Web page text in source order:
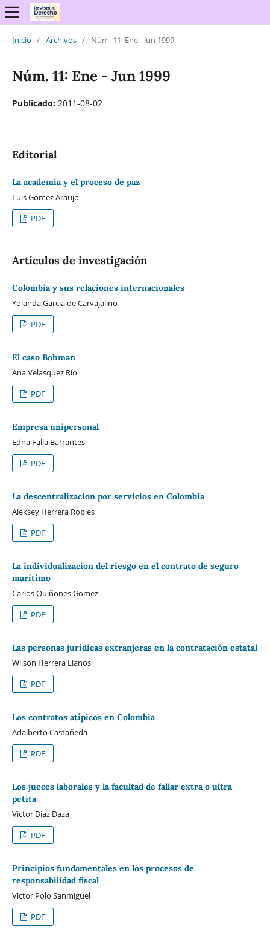
Inicio / Archivos / Núm. 11: Ene - Jun 1999
Núm. 11: Ene - Jun 1999
Publicado: 2011-08-02
Editorial
La academia y el proceso de paz
Luis Gomez Araujo
PDF
Artículos de investigación
Colombia y sus relaciones internacionales
Yolanda Garcia de Carvajalino
PDF
El caso Bohman
Ana Velasquez Río
PDF
Empresa unipersonal
Edna Falla Barrantes
PDF
La descentralizacion por servicios en Colombia
Aleksey Herrera Robles
PDF
La individualizacion del riesgo en el contrato de seguro
marítimo
Carlos Quiñones Gomez
PDF
Las personas jurídicas extranjeras en la contratación estatal
Wilson Herrera Llanos
PDF
Los contratos atípicos en Colombia
Adalberto Castañeda
PDF
Los jueces laborales y la facultad de fallar extra o ultra
petita
Victor Diaz Daza
PDF
Principios fundamentales en los procesos de
responsabilidad fiscal
Victor Polo Sanmiguel
PDF